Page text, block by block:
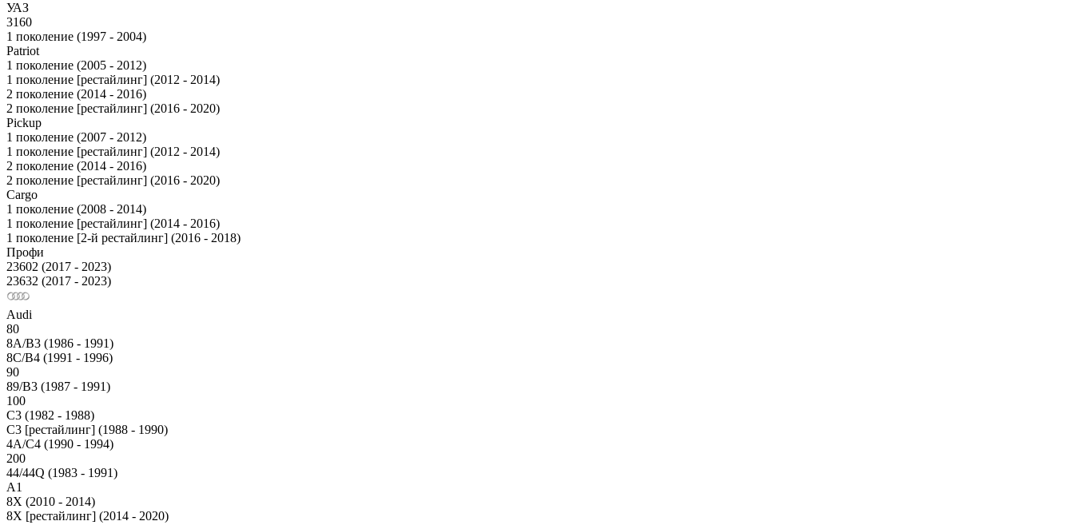
УАЗ
3160
1 поколение (1997 - 2004)
Patriot
1 поколение (2005 - 2012)
1 поколение [рестайлинг] (2012 - 2014)
2 поколение (2014 - 2016)
2 поколение [рестайлинг] (2016 - 2020)
Pickup
1 поколение (2007 - 2012)
1 поколение [рестайлинг] (2012 - 2014)
2 поколение (2014 - 2016)
2 поколение [рестайлинг] (2016 - 2020)
Cargo
1 поколение (2008 - 2014)
1 поколение [рестайлинг] (2014 - 2016)
1 поколение [2-й рестайлинг] (2016 - 2018)
Профи
23602 (2017 - 2023)
23632 (2017 - 2023)
Audi
80
8A/B3 (1986 - 1991)
8C/B4 (1991 - 1996)
90
89/B3 (1987 - 1991)
100
С3 (1982 - 1988)
С3 [рестайлинг] (1988 - 1990)
4A/C4 (1990 - 1994)
200
44/44Q (1983 - 1991)
A1
8X (2010 - 2014)
8X [рестайлинг] (2014 - 2020)